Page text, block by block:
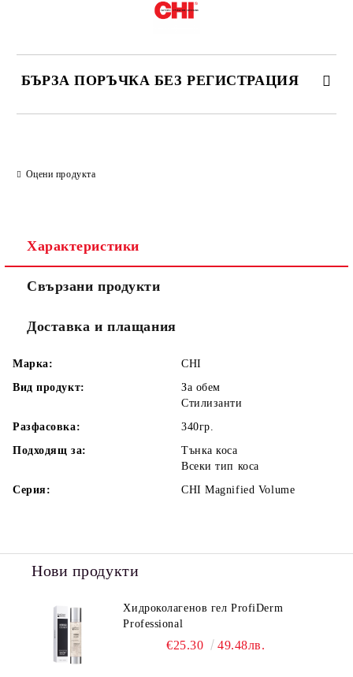
БЪРЗА ПОРЪЧКА БЕЗ РЕГИСТРАЦИЯ
Оцени продукта
Характеристики
Свързани продукти
Доставка и плащания
Марка:
CHI
Вид продукт:
За обем
Стилизанти
Разфасовка:
340гр.
Подходящ за:
Тънка коса
Всеки тип коса
Серия:
CHI Magnified Volume
Нови продукти
Хидроколагенов гел ProfiDerm
Professional
€25.30 49.48лв.